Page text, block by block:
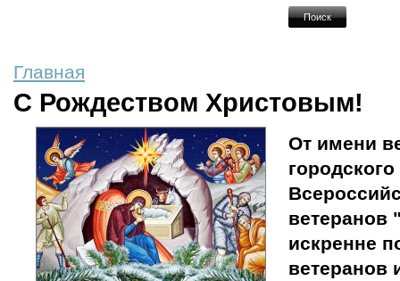
Главная
С Рождеством Христовым!
От имени
ветеранов
искренне
ветеранов